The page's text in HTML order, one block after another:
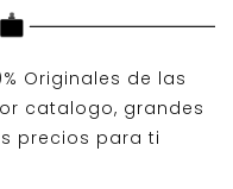
Originales de las
catalogo, grandes
precios para ti